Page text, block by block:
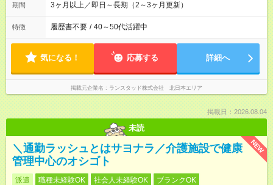
期間 3ヶ月以上／即日～長期（2～3ヶ月更新）
特徴 履歴書不要 / 40～50代活躍中
気になる！ 応募する 詳細へ
掲載元企業名 ランスタッド株式会社 北日本エリア
掲載日：2026.08.04
未読
NEW
＼通勤ラッシュとはサヨナラ／介護施設で健康
管理中心のオシゴト
派遣 職種未経験OK 社会人未経験OK ブランクOK